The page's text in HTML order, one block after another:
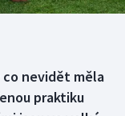
co nevidět měla
praktiku